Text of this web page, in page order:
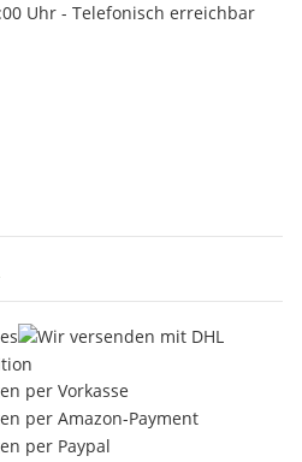
Uhr - Telefonisch erreichbar